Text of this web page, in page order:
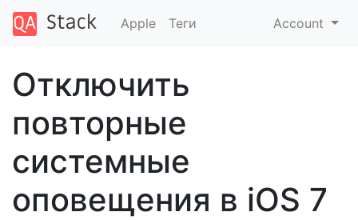
Apple Теги Account
Отключить
повторные
системные
оповещения в iOS 7